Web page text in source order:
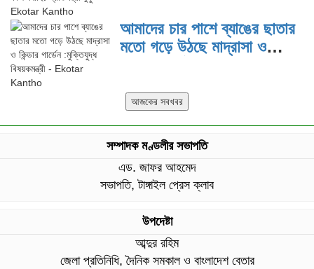
আমাদের চার পাশে ব্যাঙের ছাতার
মতো গড়ে উঠছে মাদ্রাসা ও
সম্পাদক মণ্ডলীর সভাপতি
এড. জাফর আহমেদ
সভাপতি, টাঙ্গাইল প্রেস ক্লাব
উপদেষ্টা
আব্দুর রহিম
জেলা প্রতিনিধি, দৈনিক সমকাল ও বাংলাদেশ বেতার